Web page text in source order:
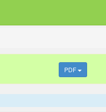
PDF